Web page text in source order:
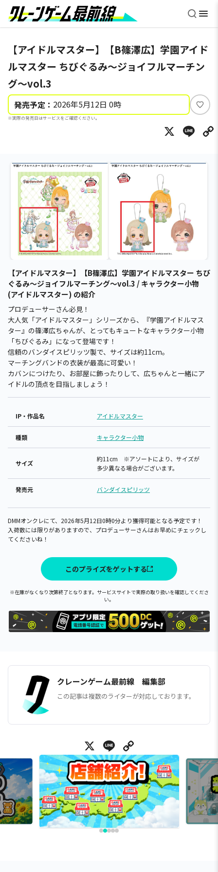
【アイドルマスター】【B篠澤広】学園アイド
ルマスター ちびぐるみ～ジョイフルマーチン
グ～vol.3
発売予定： 2026年5月12日 0時
※実際の発売日はサービスをご確認ください。
い
ね
X
【アイドルマスター】【B篠澤広】学園アイドルマスター ちび
ぐるみ～ジョイフルマーチング～vol.3 / キャラクター小物
(アイドルマスター) の紹介
プロデューサーさん必見！
大人気「アイドルマスター」シリーズから、『学園アイドルマス
ター』の篠澤広ちゃんが、とってもキュートなキャラクター小物
「ちびぐるみ」になって登場です！
信頼のバンダイスピリッツ製で、サイズは約11cm。
マーチングバンドの衣装が最高に可愛い！
カバンにつけたり、お部屋に飾ったりして、広ちゃんと一緒にア
イドルの頂点を目指しましょう！
IP・作品名 アイドルマスター
種類 キャラクター小物
サイズ
約11cm ※アソートにより、サイズが
多少異なる場合がございます。
発売元 バンダイスピリッツ
DMMオンクレにて、2026年5月12日0時0分より獲得可能となる予定です！
入荷数には限りがありますので、プロデューサーさんはお早めにチェックし
てくださいね！
このプライズをゲットする
※在庫がなくなり次第終了となります。サービスサイトで実際の取り扱いを確認してくださ
い。
クレーンゲーム最前線 編集部
この記事は複数のライターが対応しております。
X Line